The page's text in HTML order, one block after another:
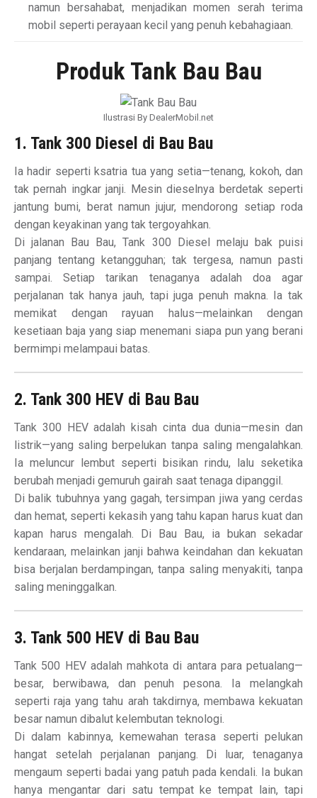
namun bersahabat, menjadikan momen serah terima
mobil seperti perayaan kecil yang penuh kebahagiaan.
Produk Tank Bau Bau
Ilustrasi By DealerMobil.net
1. Tank 300 Diesel di Bau Bau
Ia hadir seperti ksatria tua yang setia—tenang, kokoh, dan
tak pernah ingkar janji. Mesin dieselnya berdetak seperti
jantung bumi, berat namun jujur, mendorong setiap roda
dengan keyakinan yang tak tergoyahkan.
Di jalanan Bau Bau, Tank 300 Diesel melaju bak puisi
panjang tentang ketangguhan; tak tergesa, namun pasti
sampai. Setiap tarikan tenaganya adalah doa agar
perjalanan tak hanya jauh, tapi juga penuh makna. Ia tak
memikat dengan rayuan halus—melainkan dengan
kesetiaan baja yang siap menemani siapa pun yang berani
bermimpi melampaui batas.
2. Tank 300 HEV di Bau Bau
Tank 300 HEV adalah kisah cinta dua dunia—mesin dan
listrik—yang saling berpelukan tanpa saling mengalahkan.
Ia meluncur lembut seperti bisikan rindu, lalu seketika
berubah menjadi gemuruh gairah saat tenaga dipanggil.
Di balik tubuhnya yang gagah, tersimpan jiwa yang cerdas
dan hemat, seperti kekasih yang tahu kapan harus kuat dan
kapan harus mengalah. Di Bau Bau, ia bukan sekadar
kendaraan, melainkan janji bahwa keindahan dan kekuatan
bisa berjalan berdampingan, tanpa saling menyakiti, tanpa
saling meninggalkan.
3. Tank 500 HEV di Bau Bau
Tank 500 HEV adalah mahkota di antara para petualang—
besar, berwibawa, dan penuh pesona. Ia melangkah
seperti raja yang tahu arah takdirnya, membawa kekuatan
besar namun dibalut kelembutan teknologi.
Di dalam kabinnya, kemewahan terasa seperti pelukan
hangat setelah perjalanan panjang. Di luar, tenaganya
mengaum seperti badai yang patuh pada kendali. Ia bukan
hanya mengantar dari satu tempat ke tempat lain, tapi